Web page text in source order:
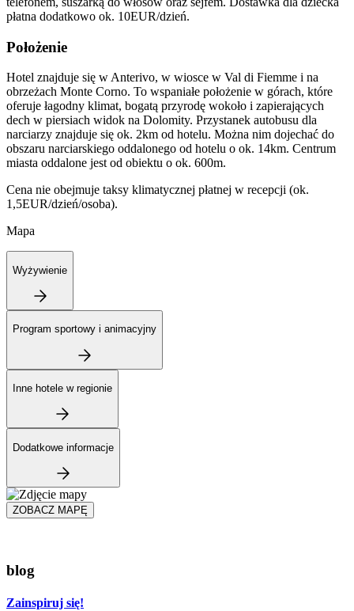
płatna dodatkowo ok. 10EUR/dzień.
Położenie
Hotel znajduje się w Anterivo, w wiosce w Val di Fiemme i na
obrzeżach Monte Corno. To wspaniałe położenie w górach, które
oferuje łagodny klimat, bogatą przyrodę wokoło i zapierających
dech w piersiach widok na Dolomity. Przystanek autobusu dla
narciarzy znajduje się ok. 2km od hotelu. Można nim dojechać do
obszaru narciarskiego oddalonego od hotelu o ok. 14km. Centrum
miasta oddalone jest od obiektu o ok. 600m.
Cena nie obejmuje taksy klimatycznej płatnej w recepcji (ok.
1,5EUR/dzień/osoba).
Mapa
Wyżywienie
Program sportowy i animacyjny
Inne hotele w regionie
Dodatkowe informacje
ZOBACZ MAPĘ
blog
Zainspiruj się!